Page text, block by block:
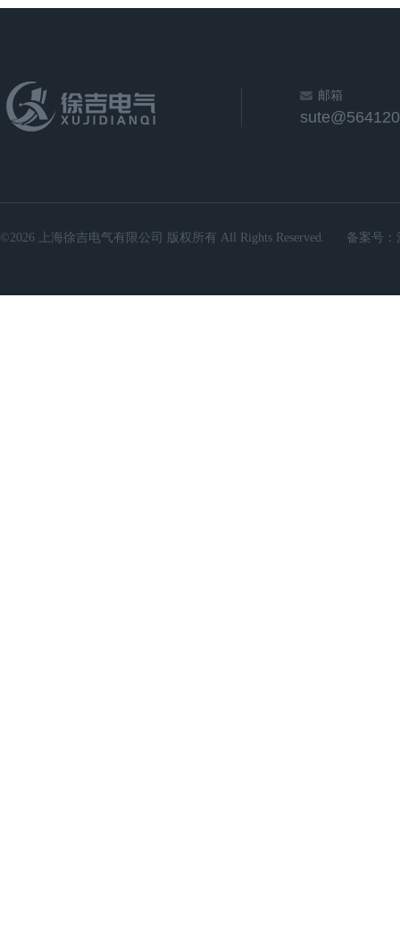
邮箱
©2026 上海徐吉电气有限公司 版权所有 All Rights Reserved. 备案号：